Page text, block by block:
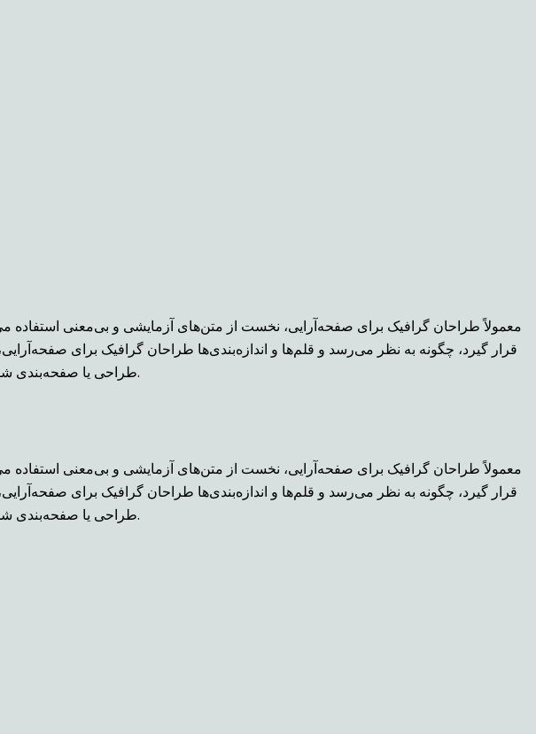
معمولاً طراحان گرافیک برای صفحه‌آرایی، نخست از متن‌های آزمایشی و بی‌معنی
قرار گیرد، چگونه به نظر می‌رسد و قلم‌ها و اندازه‌بندی‌ها طراحان گرافیک برای
طراحی یا صفحه‌بندی شده، بعد از اینکه متن در آن قرار گیرد، چگونه به نظر می‌رسد و قلم‌ها و اندازه‌بندی‌ها چگونه در نظر گرفته شده‌است.
معمولاً طراحان گرافیک برای صفحه‌آرایی، نخست از متن‌های آزمایشی و بی‌معنی
قرار گیرد، چگونه به نظر می‌رسد و قلم‌ها و اندازه‌بندی‌ها طراحان گرافیک برای
طراحی یا صفحه‌بندی شده، بعد از اینکه متن در آن قرار گیرد، چگونه به نظر می‌رسد و قلم‌ها و اندازه‌بندی‌ها چگونه در نظر گرفته شده‌است.